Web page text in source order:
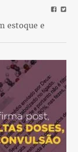
estoque e